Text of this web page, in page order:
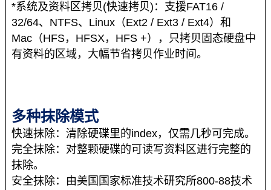
*系统及资料区拷贝(快速拷贝)：支援FAT16 /
32/64、NTFS、Linux（Ext2 / Ext3 / Ext4）和
Mac（HFS，HFSX，HFS +），只拷贝固态硬盘中
有资料的区域，大幅节省拷贝作业时间。
多种抹除模式
快速抹除：清除硬碟里的index，仅需几秒可完成。
完全抹除：对整颗硬碟的可读写资料区进行完整的
抹除。
安全抹除：由美国国家标准技术研究所800-88技术